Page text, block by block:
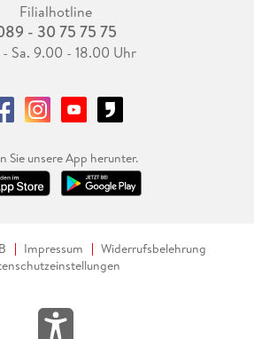
Filialhotline
- 30 75 75 75
Sa. 9.00 - 18.00 Uhr
Sie unsere App herunter.
Impressum
Widerrufsbelehrung